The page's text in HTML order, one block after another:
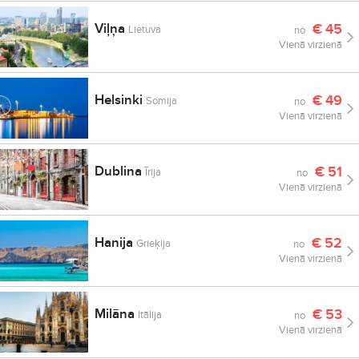
Viļņa Lietuva no €45
Vienā virzienā
HelsinkiSomija no €49
Vienā virzienā
DublinaĪrija no € 51
Vienā virzienā
HanijaGrieķija no € 52
Vienā virzienā
Milāna Itālija no € 53
Vienā virzienā